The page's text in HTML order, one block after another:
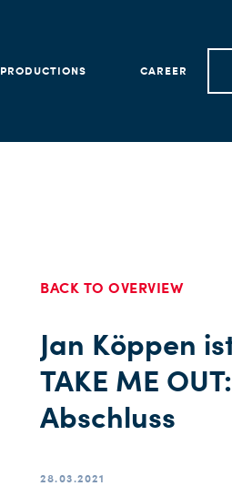
PRODUCTIONS CAREER
BACK TO OVERVIEW
Jan Köppen
TAKE ME
Abschluss
28.03.2021